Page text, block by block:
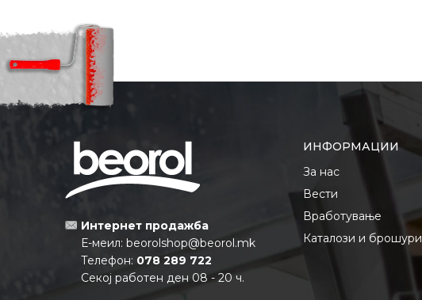
Интернет продажба
Е-меил: beorolshop@beorol.mk
Телефон: 078 289 722
Секој работен ден 08 - 20 ч.
ИНФОРМАЦИИ
За нас
Вести
Вработување
Каталози и брошури